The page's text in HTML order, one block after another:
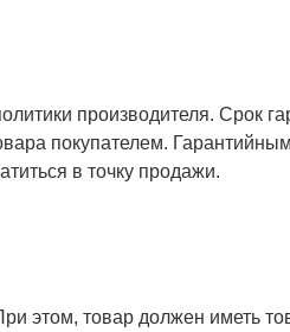
производителя. Срок
покупателем.
в точку продажи.
этом, товар должен иметь